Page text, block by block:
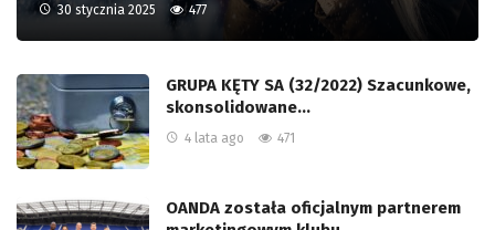
30 stycznia 2025 477
GRUPA KĘTY SA (32/2022) Szacunkowe,
skonsolidowane…
4 lata ago 471
OANDA została oficjalnym partnerem